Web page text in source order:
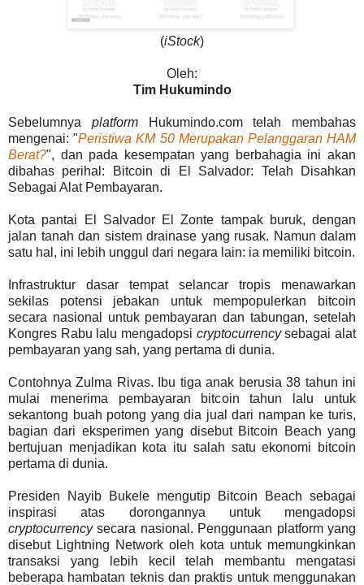
(iStock)
Oleh:
Tim Hukumindo
Sebelumnya platformHukumindo.com telah membahas
mengenai: "Peristiwa KM 50 Merupakan Pelanggaran HAM
Berat?", dan pada kesempatan yang berbahagia ini akan
dibahas perihal: Bitcoin di El Salvador: Telah Disahkan
Sebagai Alat Pembayaran.
Kota pantai El Salvador El Zonte tampak buruk, dengan
jalan tanah dan sistem drainase yang rusak. Namun dalam
satu hal, ini lebih unggul dari negara lain: ia memiliki bitcoin.
Infrastruktur dasar tempat selancar tropis menawarkan
sekilas potensi jebakan untuk mempopulerkan bitcoin
secara nasional untuk pembayaran dan tabungan, setelah
Kongres Rabu lalu mengadopsi cryptocurrencysebagai alat
pembayaran yang sah, yang pertama di dunia.
Contohnya Zulma Rivas. Ibu tiga anak berusia 38 tahun ini
mulai menerima pembayaran bitcoin tahun lalu untuk
sekantong buah potong yang dia jual dari nampan ke turis,
bagian dari eksperimen yang disebut Bitcoin Beach yang
bertujuan menjadikan kota itu salah satu ekonomi bitcoin
pertama di dunia.
Presiden Nayib Bukele mengutip Bitcoin Beach sebagai
inspirasi atas dorongannya untuk mengadopsi
cryptocurrencysecara nasional. Penggunaan platform yang
disebut Lightning Network oleh kota untuk memungkinkan
transaksi yang lebih kecil telah membantu mengatasi
beberapa hambatan teknis dan praktis untuk menggunakan